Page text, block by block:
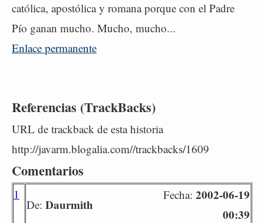
católica, apostólica y romana porque con el Padre
Pío ganan mucho. Mucho, mucho...
Enlace permanente
Referencias (TrackBacks)
URL de trackback de esta historia
http://javarm.blogalia.com//trackbacks/1609
Comentarios
1
De: Daurmith
Fecha: 2002-06-19
00:39